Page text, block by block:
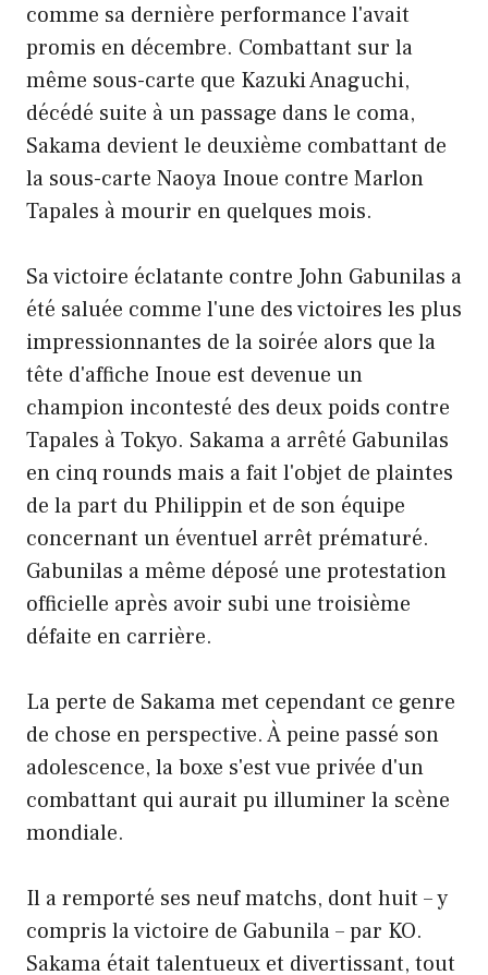
comme sa dernière performance l'avait
promis en décembre. Combattant sur la
même sous-carte que Kazuki Anaguchi,
décédé suite à un passage dans le coma,
Sakama devient le deuxième combattant de
la sous-carte Naoya Inoue contre Marlon
Tapales à mourir en quelques mois.
Sa victoire éclatante contre John Gabunilas a
été saluée comme l'une des victoires les plus
impressionnantes de la soirée alors que la
tête d'affiche Inoue est devenue un
champion incontesté des deux poids contre
Tapales à Tokyo. Sakama a arrêté Gabunilas
en cinq rounds mais a fait l'objet de plaintes
de la part du Philippin et de son équipe
concernant un éventuel arrêt prématuré.
Gabunilas a même déposé une protestation
officielle après avoir subi une troisième
défaite en carrière.
La perte de Sakama met cependant ce genre
de chose en perspective. À peine passé son
adolescence, la boxe s'est vue privée d'un
combattant qui aurait pu illuminer la scène
mondiale.
Il a remporté ses neuf matchs, dont huit – y
compris la victoire de Gabunila – par KO.
Sakama était talentueux et divertissant, tout